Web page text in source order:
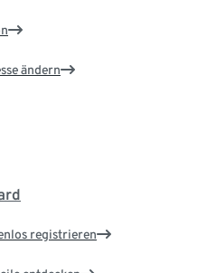
ändern
registrieren